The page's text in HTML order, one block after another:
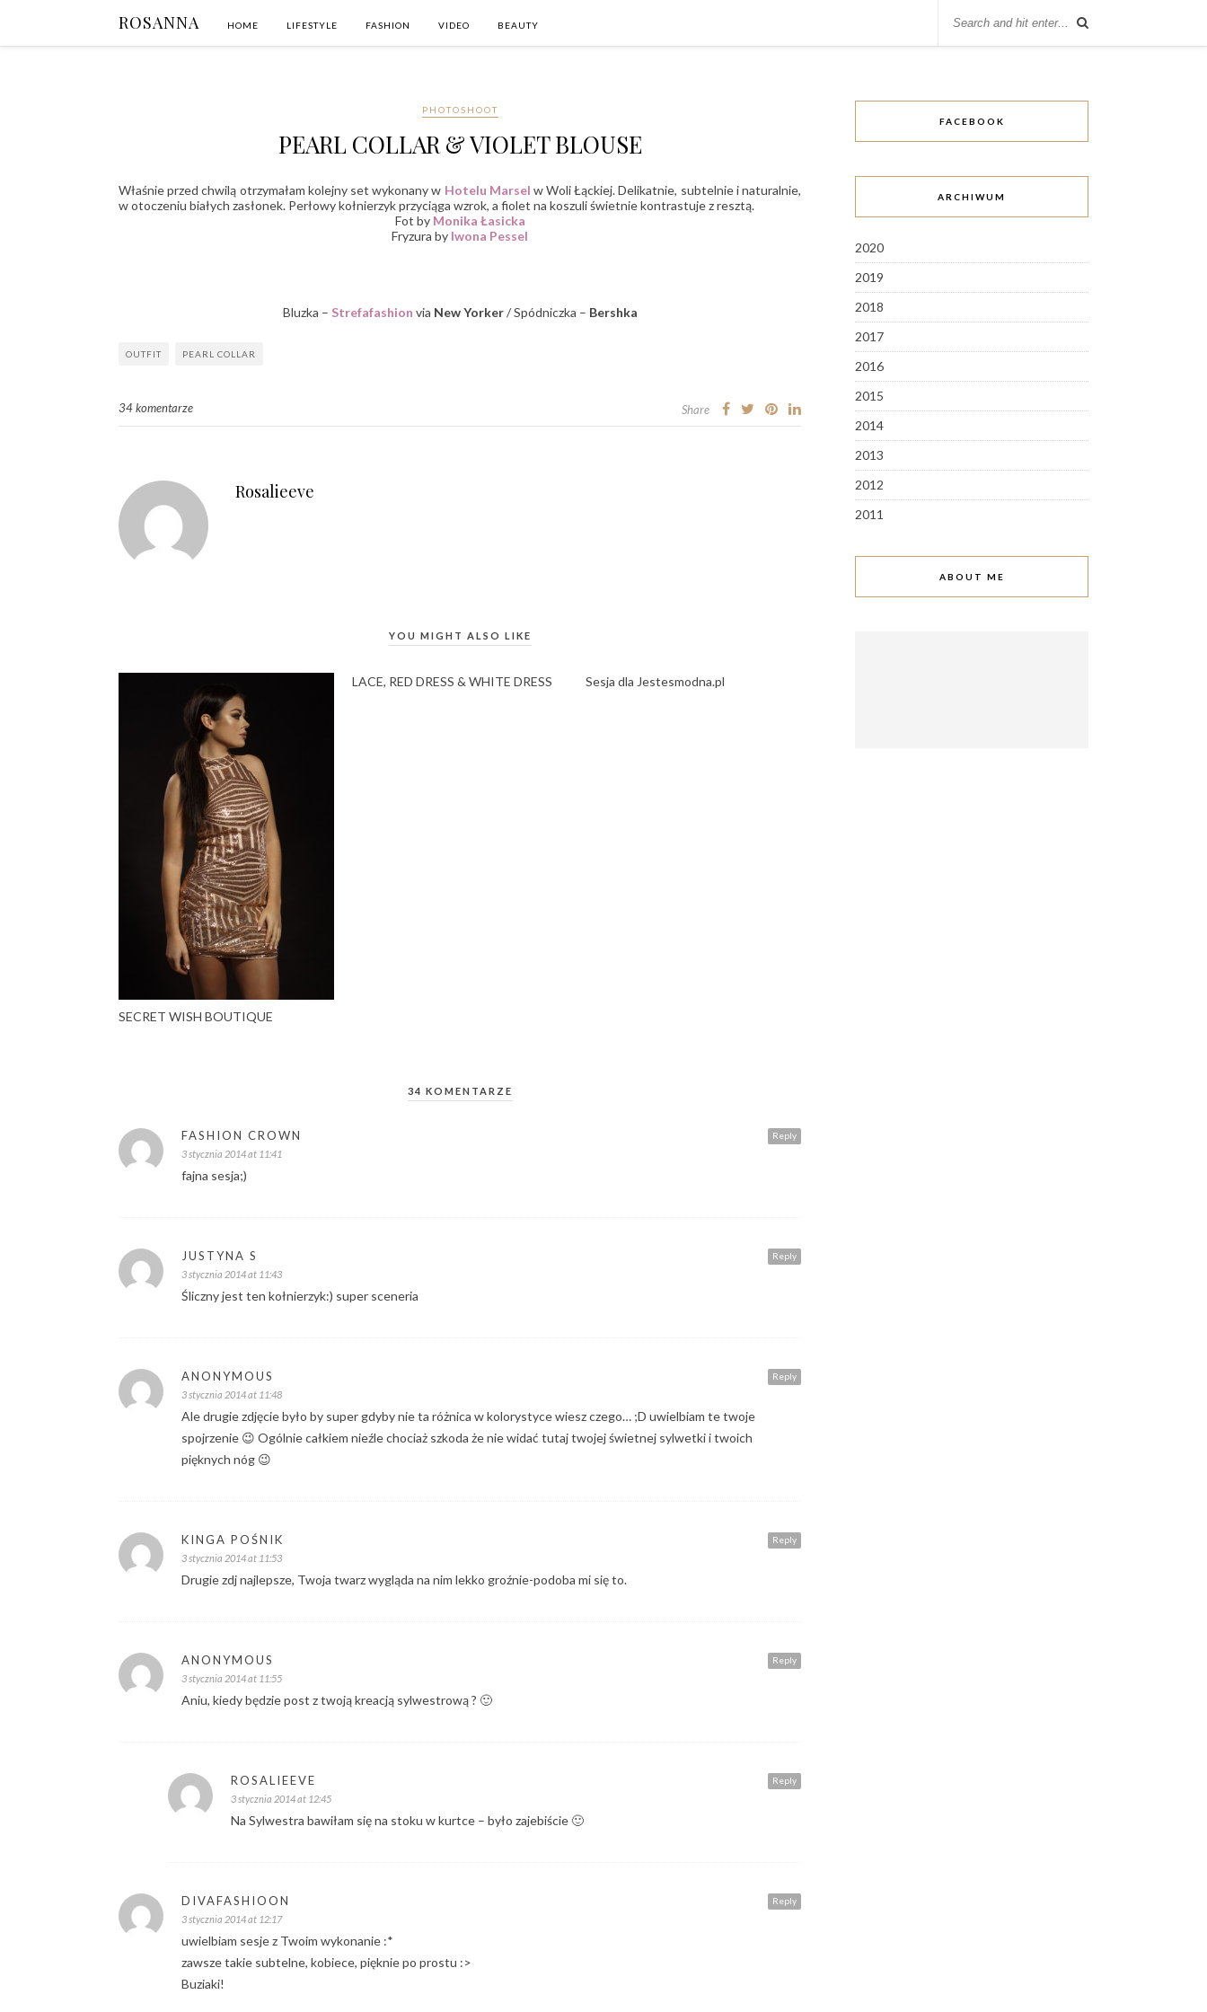
ROSANNA HOME LIFESTYLE FASHION VIDEO BEAUTY
PHOTOSHOOT
PEARL COLLAR & VIOLET BLOUSE
Właśnie przed chwilą otrzymałam kolejny set wykonany w Hotelu Marsel w Woli Łąckiej. Delikatnie, subtelnie i naturalnie,
w otoczeniu białych zasłonek. Perłowy kołnierzyk przyciąga wzrok, a fiolet na koszuli świetnie kontrastuje z resztą.
Fot by Monika Łasicka
Fryzura by Iwona Pessel
Bluzka – Strefafashion via New Yorker/ Spódniczka – Bershka
OUTFIT PEARL COLLAR
34 komentarze Share
Rosalieeve
YOU MIGHT ALSO LIKE
SECRET WISH BOUTIQUE
LACE, RED DRESS & WHITE DRESS Sesja dla Jestesmodna.pl
34 KOMENTARZE
Reply
FASHION CROWN
3 stycznia 2014 at 11:41
fajna sesja;)
Reply
JUSTYNA S
3 stycznia 2014 at 11:43
Śliczny jest ten kołnierzyk:) super sceneria
Reply
ANONYMOUS
3 stycznia 2014 at 11:48
Ale drugie zdjęcie było by super gdyby nie ta różnica w kolorystyce wiesz czego… ;D uwielbiam te twoje
spojrzenie 😉 Ogólnie całkiem nieźle chociaż szkoda że nie widać tutaj twojej świetnej sylwetki i twoich
pięknych nóg 😉
Reply
KINGA POŚNIK
3 stycznia 2014 at 11:53
Drugie zdj najlepsze, Twoja twarz wygląda na nim lekko groźnie-podoba mi się to.
Reply
ANONYMOUS
3 stycznia 2014 at 11:55
Aniu, kiedy będzie post z twoją kreacją sylwestrową ? 🙂
Reply
ROSALIEEVE
3 stycznia 2014 at 12:45
Na Sylwestra bawiłam się na stoku w kurtce – było zajebiście 🙂
Reply
DIVAFASHIOON
3 stycznia 2014 at 12:17
uwielbiam sesje z Twoim wykonanie :*
zawsze takie subtelne, kobiece, pięknie po prostu :>
Buziaki!
FACEBOOK
ARCHIWUM
2020
2019
2018
2017
2016
2015
2014
2013
2012
2011
ABOUT ME